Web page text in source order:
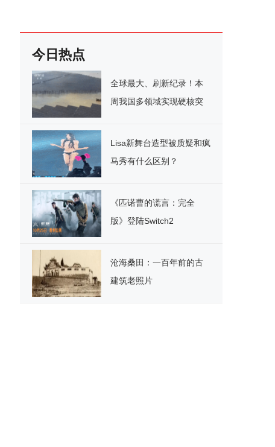
今日热点
全球最大、刷新纪录！本
周我国多领域实现硬核突
Lisa新舞台造型被质疑和疯
马秀有什么区别？
《匹诺曹的谎言：完全
版》登陆Switch2
沧海桑田：一百年前的古
建筑老照片